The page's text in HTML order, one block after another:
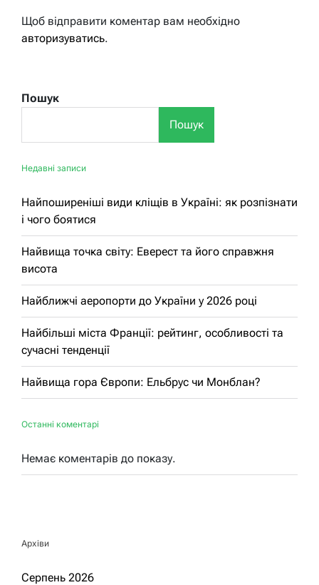
Щоб відправити коментар вам необхідно
авторизуватись.
Пошук
Пошук
Недавні записи
Найпоширеніші види кліщів в Україні: як розпізнати
і чого боятися
Найвища точка світу: Еверест та його справжня
висота
Найближчі аеропорти до України у 2026 році
Найбільші міста Франції: рейтинг, особливості та
сучасні тенденції
Найвища гора Європи: Ельбрус чи Монблан?
Останні коментарі
Немає коментарів до показу.
Архіви
Серпень 2026